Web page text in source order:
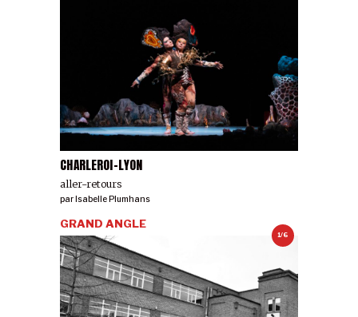
CHARLEROI-LYON
aller-retours
parIsabelle Plumhans
1/6
GRAND ANGLE